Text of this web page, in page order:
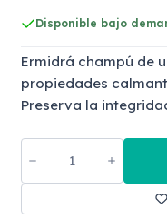
Disponible bajo
Ermidrá champú de
propiedades
Preserva la